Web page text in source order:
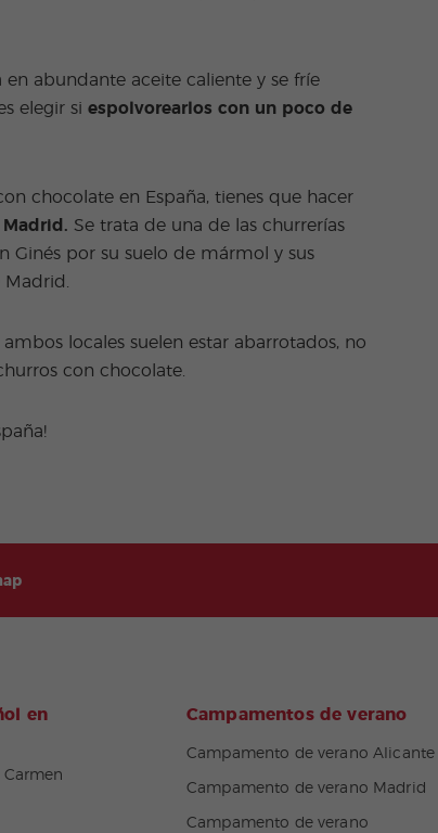
en abundante aceite caliente y se fríe
elegir siespolvorearlos con un poco de
chocolate en España, tienes que hacer
Madrid. Se trata de una de las churrerías
Ginés por su suelo de mármol y sus
ambos locales suelen estar abarrotados, no
con chocolate.
en
Carmen
Campamentos de verano
Campamento de verano Alicante
Campamento de verano Madrid
Campamento de verano